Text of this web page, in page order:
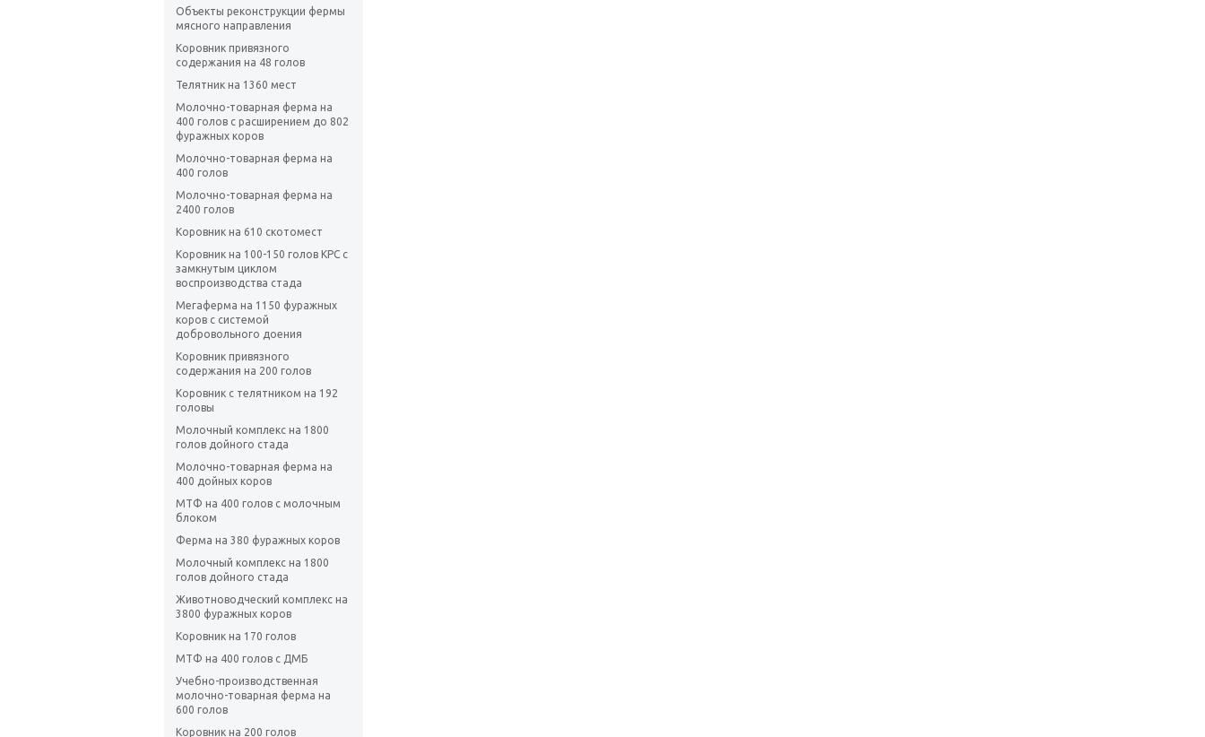
Объекты реконструкции фермы
мясного направления
Коровник привязного
содержания на 48 голов
Телятник на 1360 мест
Молочно-товарная ферма на
400 голов с расширением до 802
фуражных коров
Молочно-товарная ферма на
400 голов
Молочно-товарная ферма на
2400 голов
Коровник на 610 скотомест
Коровник на 100-150 голов КРС с
замкнутым циклом
воспроизводства стада
Мегаферма на 1150 фуражных
коров с системой
добровольного доения
Коровник привязного
содержания на 200 голов
Коровник с телятником на 192
головы
Молочный комплекс на 1800
голов дойного стада
Молочно-товарная ферма на
400 дойных коров
МТФ на 400 голов с молочным
блоком
Ферма на 380 фуражных коров
Молочный комплекс на 1800
голов дойного стада
Животноводческий комплекс на
3800 фуражных коров
Коровник на 170 голов
МТФ на 400 голов с ДМБ
Учебно-производственная
молочно-товарная ферма на
600 голов
Коровник на 200 голов